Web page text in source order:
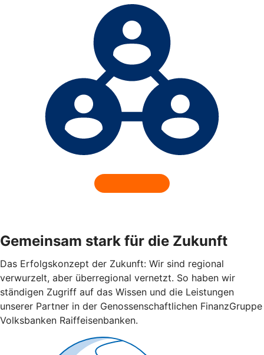
Gemeinsam stark für die Zukunft
Das Erfolgskonzept der Zukunft: Wir sind regional
verwurzelt, aber überregional vernetzt. So haben wir
ständigen Zugriff auf das Wissen und die Leistungen
unserer Partner in der Genossenschaftlichen FinanzGruppe
Volksbanken Raiffeisenbanken.